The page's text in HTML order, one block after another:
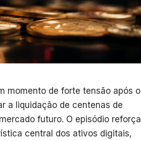
momento de forte tensão após o
a liquidação de centenas de
futuro. O episódio reforça
central dos ativos digitais,